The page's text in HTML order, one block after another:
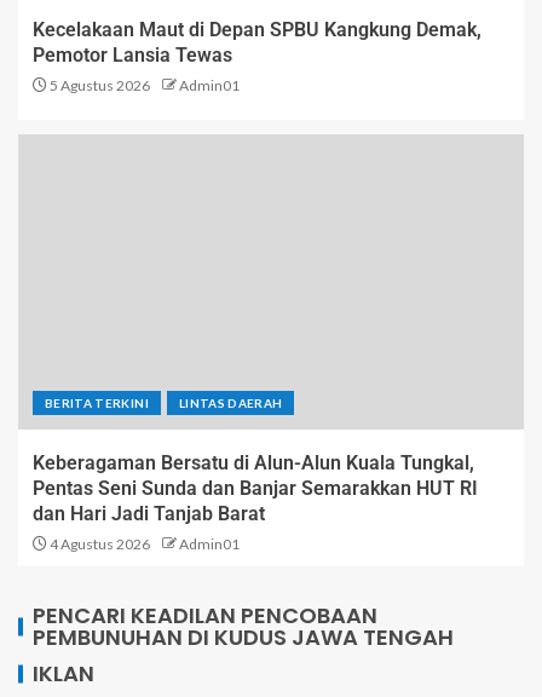
Kecelakaan Maut di Depan SPBU Kangkung Demak,
Pemotor Lansia Tewas
5 Agustus 2026 Admin01
BERITA TERKINI LINTAS DAERAH
Keberagaman Bersatu di Alun-Alun Kuala Tungkal,
Pentas Seni Sunda dan Banjar Semarakkan HUT RI
dan Hari Jadi Tanjab Barat
4 Agustus 2026 Admin01
PENCARI KEADILAN PENCOBAAN
PEMBUNUHAN DI KUDUS JAWA TENGAH
IKLAN